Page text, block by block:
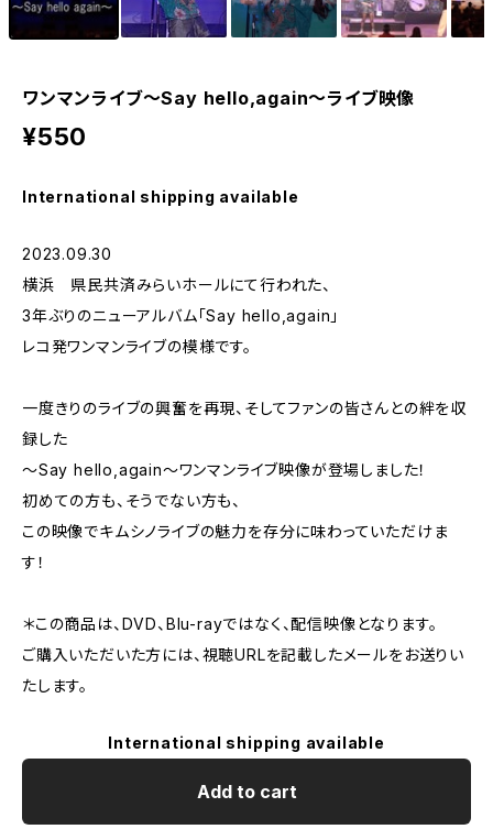
ワンマンライブ〜Say hello,again〜ライブ映像
¥550
International shipping available
2023.09.30
横浜 県民共済みらいホールにて行われた、
3年ぶりのニューアルバム「Say hello,again」
レコ発ワンマンライブの模様です。
一度きりのライブの興奮を再現、そしてファンの皆さんとの絆を収
録した
〜Say hello,again〜ワンマンライブ映像が登場しました！
初めての方も、そうでない方も、
この映像でキムシノライブの魅力を存分に味わっていただけま
す！
＊この商品は、DVD、Blu-rayではなく、配信映像となります。
ご購入いただいた方には、視聴URLを記載したメールをお送りい
たします。
International shipping available
Add to cart